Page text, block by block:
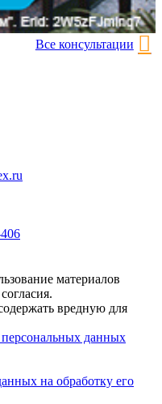
Все консультации
материалов
вредную для
данных
на обработку его